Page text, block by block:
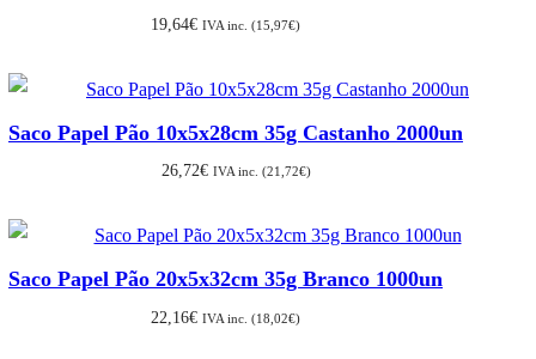
19,64€ IVA inc. (15,97€)
Saco Papel Pão 10x5x28cm 35g Castanho 2000un
26,72€ IVA inc. (21,72€)
Saco Papel Pão 20x5x32cm 35g Branco 1000un
22,16€ IVA inc. (18,02€)